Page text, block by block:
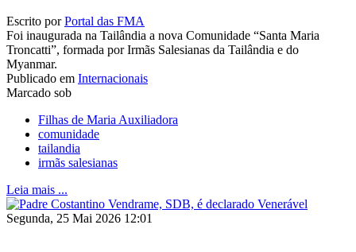
Escrito porPortal das FMA
Foi inaugurada na Tailândia a nova Comunidade “Santa Maria
Troncatti”, formada por Irmãs Salesianas da Tailândia e do
Myanmar.
Publicado em Internacionais
Marcado sob
Filhas de Maria Auxiliadora
comunidade
tailandia
irmãs salesianas
Leia mais ...
Segunda, 25 Mai 2026 12:01